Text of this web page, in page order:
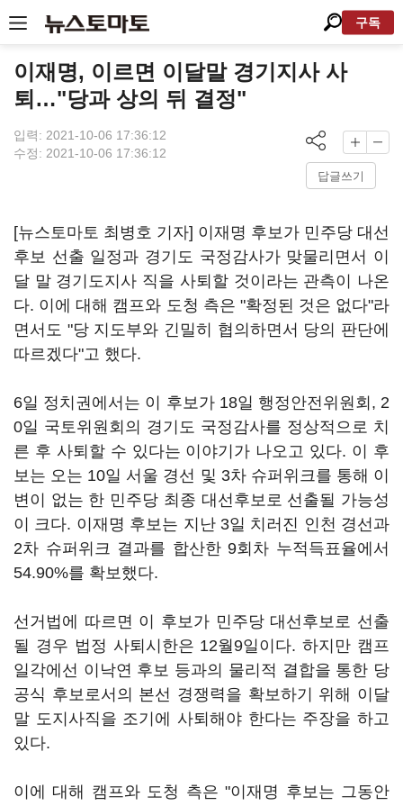
구독
이재명, 이르면 이달말 경기지사 사
퇴…"당과 상의 뒤 결정"
입력: 2021-10-06 17:36:12
수정: 2021-10-06 17:36:12
답글쓰기
[뉴스토마토 최병호 기자] 이재명 후보가 민주당 대선
후보 선출 일정과 경기도 국정감사가 맞물리면서 이
달 말 경기도지사 직을 사퇴할 것이라는 관측이 나온
다. 이에 대해 캠프와 도청 측은 "확정된 것은 없다"라
면서도 "당 지도부와 긴밀히 협의하면서 당의 판단에
따르겠다"고 했다.
6일 정치권에서는 이 후보가 18일 행정안전위원회, 2
0일 국토위원회의 경기도 국정감사를 정상적으로 치
른 후 사퇴할 수 있다는 이야기가 나오고 있다. 이 후
보는 오는 10일 서울 경선 및 3차 슈퍼위크를 통해 이
변이 없는 한 민주당 최종 대선후보로 선출될 가능성
이 크다. 이재명 후보는 지난 3일 치러진 인천 경선과
2차 슈퍼위크 결과를 합산한 9회차 누적득표율에서
54.90%를 확보했다.
선거법에 따르면 이 후보가 민주당 대선후보로 선출
될 경우 법정 사퇴시한은 12월9일이다. 하지만 캠프
일각에선 이낙연 후보 등과의 물리적 결합을 통한 당
공식 후보로서의 본선 경쟁력을 확보하기 위해 이달
말 도지사직을 조기에 사퇴해야 한다는 주장을 하고
있다.
이에 대해 캠프와 도청 측은 "이재명 후보는 그동안